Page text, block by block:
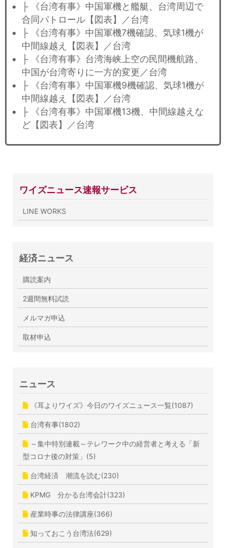
├ 《台湾有事》中国軍機と艦艇、台湾周辺で
合同パトロール【図表】／台湾
├ 《台湾有事》中国軍機7機確認、気球1機が
中間線越え【図表】／台湾
├ 《台湾有事》台湾海峡上空の民間機航路、
中国が台湾寄りに一方的変更／台湾
├ 《台湾有事》中国軍機9機確認、気球1機が
中間線越え【図表】／台湾
├ 《台湾有事》中国軍機13機、中間線越えな
ど【図表】／台湾
ワイズニュース速報サービス
LINE WORKS
経済ニュース
購読案内
2週間無料試読
メルマガ申込
取材申込
ニュース
《耳よりワイズ》今日のワイズニュース一覧(1087)
台湾有事(1802)
～集中特別連載～テレワーク中の経営者と考える「新
型コロナ後の対策」(5)
台湾経済 潮流を読む(230)
KPMG 分かる台湾会計(323)
産業時事の法律講座(366)
知っておこう台湾法(629)